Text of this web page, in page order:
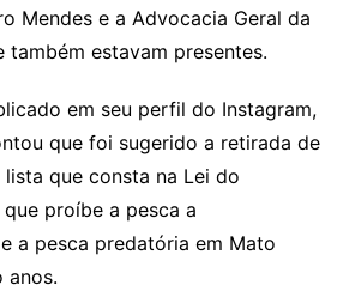
m
Mendes e a Advocacia Geral da
também estavam presentes.
em seu perfil do Instagram,
que foi sugerido a retirada de
que consta na Lei do
proíbe a pesca a
a pesca predatória em Mato
anos.